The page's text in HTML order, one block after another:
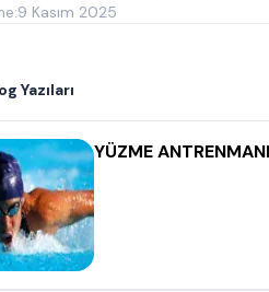
9 Kasım 2025
Yazıları
YÜZME